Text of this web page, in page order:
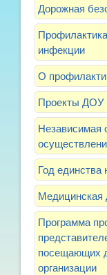
Дорожная
инфекции
О
Проекты ДОУ
Независимая
Год единства
Медицинская
Программа
посещающих
организации